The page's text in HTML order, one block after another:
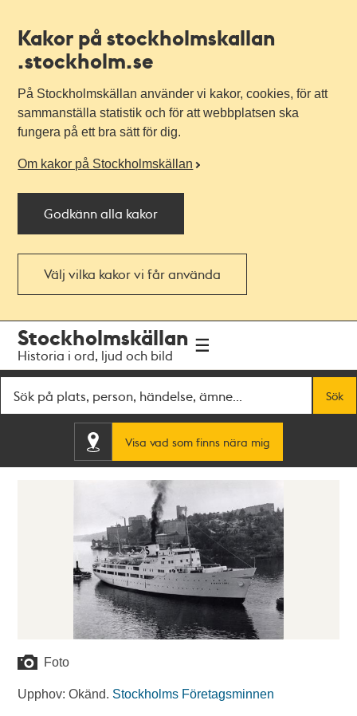
Kakor på stockholmskallan
.stockholm.se
På Stockholmskällan använder vi kakor, cookies, för att
sammanställa statistik och för att webbplatsen ska
fungera på ett bra sätt för dig.
Om kakor på Stockholmskällan
Godkänn alla kakor
Välj vilka kakor vi får använda
navigationen
huvudinnehållet
Stockholmskällan
Historia i ord, ljud och bild
Sök
Visa vad som finns nära mig
Foto
Upphov: Okänd. Stockholms Företagsminnen